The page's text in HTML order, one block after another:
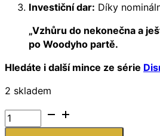
Investiční dar: Díky
„Vzhůru do nekonečna a
po Woodyho partě.
Hledáte i další mince ze série
2 skladem
Stříbrná
mince